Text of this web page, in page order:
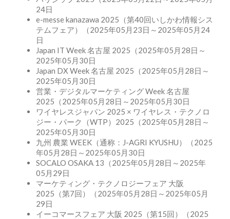
24日
e-messe kanazawa 2025（第40回いしかわ情報シス
テムフェア）（2025年05月23日～2025年05月24
日
Japan IT Week 名古屋 2025（2025年05月28日～
2025年05月30日
Japan DX Week 名古屋 2025（2025年05月28日～
2025年05月30日
営業・デジタルマーケティング Week 名古屋
2025（2025年05月28日～2025年05月30日
ワイヤレスジャパン 2025 × ワイヤレス・テクノロ
ジー・パーク（WTP）2025（2025年05月28日～
2025年05月30日
九州 農業 WEEK（通称：J-AGRI KYUSHU）（2025
年05月28日～2025年05月30日
SOCALO OSAKA 13（2025年05月28日～2025年
05月29日
マーケティング・テクノロジーフェア 大阪
2025（第7回）（2025年05月28日～2025年05月
29日
イーコマースフェア 大阪 2025（第15回）（2025